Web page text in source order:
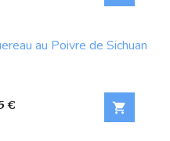
au Poivre de Sichuan
€ 